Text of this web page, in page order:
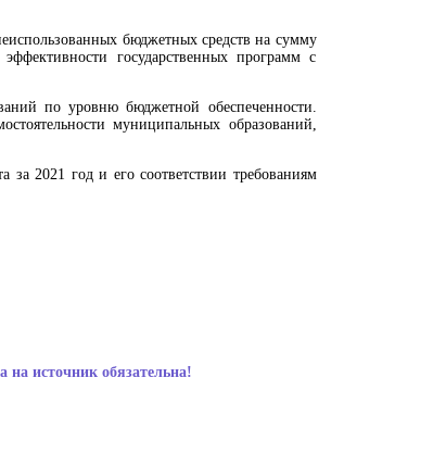
бюджетных средств на сумму
государственных программ с
по уровню бюджетной обеспеченности.
муниципальных образований,
за 2021 год и его соответствии требованиям
источник обязательна!